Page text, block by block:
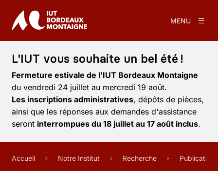
MENU
L'IUT vous souhaite un bel été !
Fermeture estivale de l'IUT Bordeaux Montaigne
du vendredi 24 juillet au mercredi 19 août.
Les inscriptions administratives, dépôts de pièces,
ainsi que les réponses aux demandes d'assistance
seront interrompues du 18 juillet au 17 août inclus.
Accueil Notre Institut Recherche